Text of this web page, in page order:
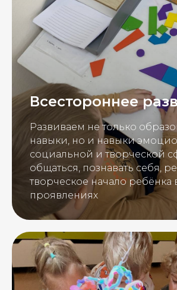
Всестороннее
Развиваем не только
навыки, но и навыки
социальной и творческой
общаться, познавать себя,
творческое начало ребёнка
проявлениях